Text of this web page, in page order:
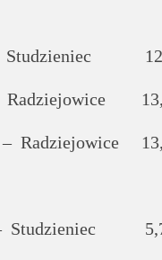
Studzieniec
Radziejowice
Studzieniec